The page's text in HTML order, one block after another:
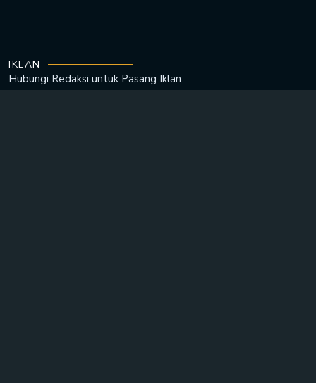
IKLAN
Hubungi Redaksi untuk Pasang Iklan